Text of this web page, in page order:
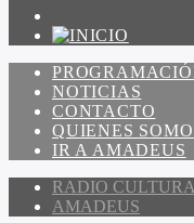
NOTICIAS
CONTACTO
QUIENES
IR A AMADEUS
RADIO CULTURA
AMADEUS